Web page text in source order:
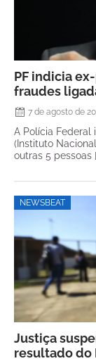
PF indicia
fraudes
7 de agosto de
A Polícia Federal
(Instituto
outras 5 pessoas
NEWSBEAT
Justiça
resultado do